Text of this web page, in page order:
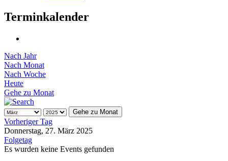
Terminkalender
Nach Jahr
Nach Monat
Nach Woche
Heute
Gehe zu Monat
Gehe zu Monat
Vorheriger Tag
Donnerstag, 27. März 2025
Folgetag
Es wurden keine Events gefunden